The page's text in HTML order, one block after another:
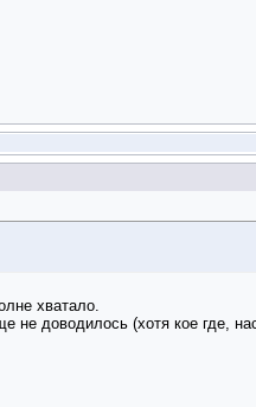
хватало.
доводилось (хотя кое где,